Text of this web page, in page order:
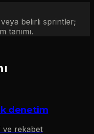
veya belirli sprintler;
tanımı.
denetim
ve rekabet